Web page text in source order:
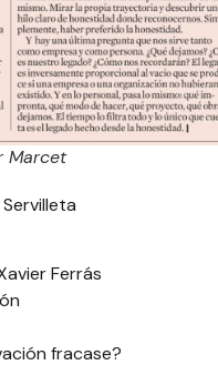
Marcet
Ferrás
fracase?